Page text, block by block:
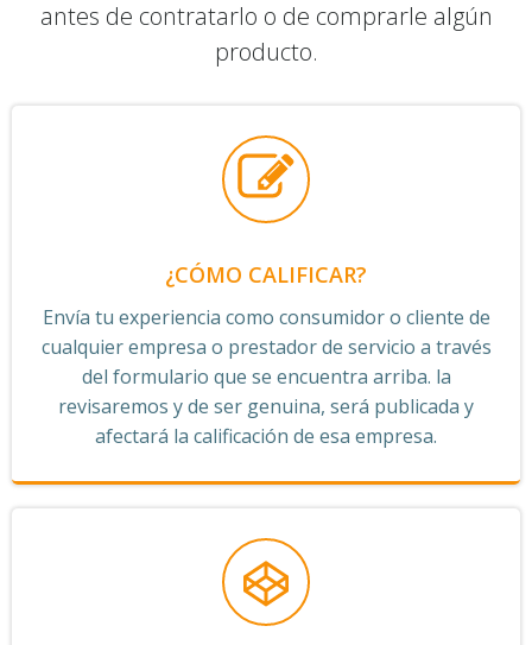
antes de contratarlo o de comprarle algún
producto.
¿CÓMO CALIFICAR?
Envía tu experiencia como consumidor o cliente de
cualquier empresa o prestador de servicio a través
del formulario que se encuentra arriba. la
revisaremos y de ser genuina, será publicada y
afectará la calificación de esa empresa.